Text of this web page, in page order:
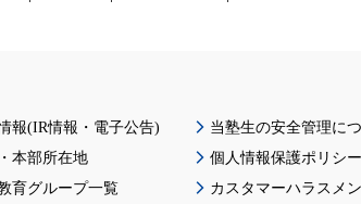
報(IR情報・電子公告)
本部所在地
育グループ一覧
当塾生の安全管理に
個人情報保護ポリシー
カスタマーハラスメ